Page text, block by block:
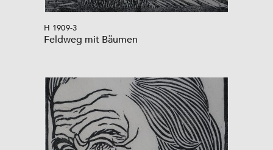
H 1909-3
Feldweg mit Bäumen